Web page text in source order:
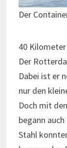
Der
40
Der
Dabei ist er
nur den
Doch mit
begann
Stahl